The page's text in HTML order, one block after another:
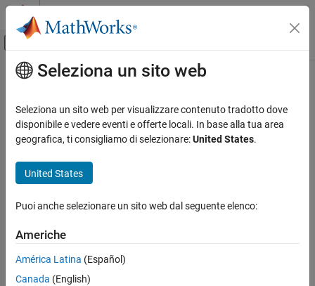
Vai al contenuto
Attiva/disattiva menu di navigazione
Pagina iniziale della documentazione
Contenuto principale
Seleziona un sito web
Seleziona un sito web per visualizzare contenuto tradotto dove
disponibile e vedere eventi e offerte locali. In base alla tua area
geografica, ti consigliamo di selezionare:United States.
United States
Puoi anche selezionare un sito web dal seguente elenco:
Americhe
América Latina (Español)
Canada (English)